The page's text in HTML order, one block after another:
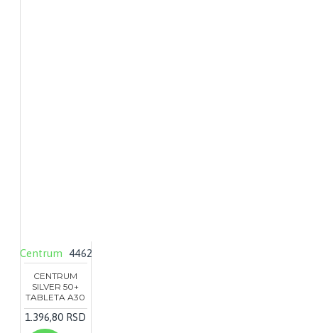
Centrum 4462
CENTRUM
SILVER 50+
TABLETA A30
1.396,80 RSD